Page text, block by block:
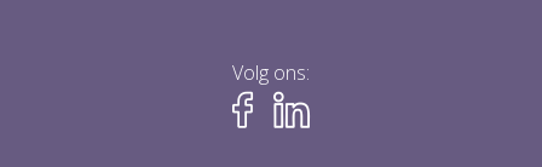
Volg ons: